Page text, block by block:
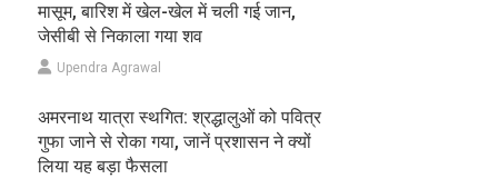
मासूम, बारिश में खेल-खेल में चली गई जान,
जेसीबी से निकाला गया शव
Upendra Agrawal
अमरनाथ यात्रा स्थगित: श्रद्धालुओं को पवित्र
गुफा जाने से रोका गया, जानें प्रशासन ने क्यों
लिया यह बड़ा फैसला